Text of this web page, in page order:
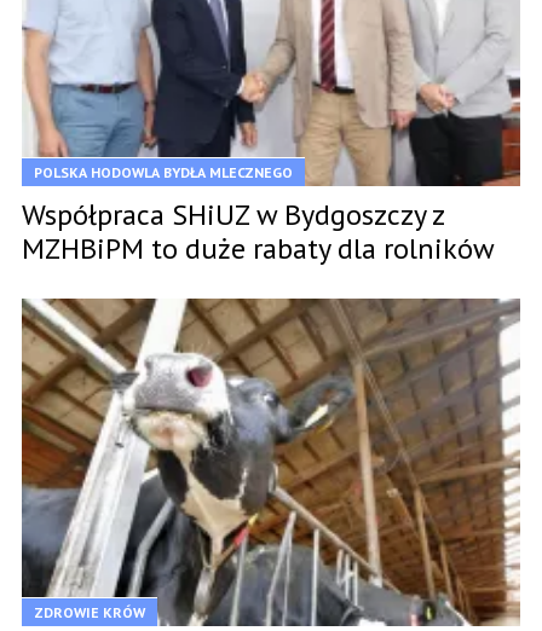
POLSKA HODOWLA BYDŁA MLECZNEGO
Współpraca SHiUZ w Bydgoszczy z
MZHBiPM to duże rabaty dla rolników
ZDROWIE KRÓW